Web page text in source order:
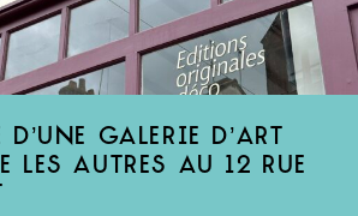
galerie d’art
les autres au 12 rue